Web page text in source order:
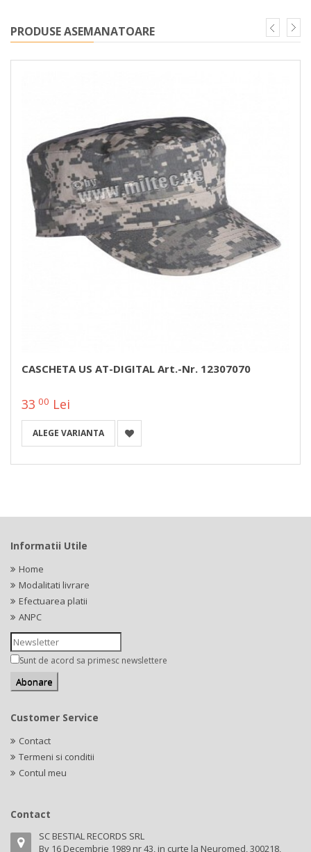
PRODUSE ASEMANATOARE
CASCHETA US AT-DIGITAL Art.-Nr. 12307070
33 00 Lei
ALEGE VARIANTA
Informatii Utile
Home
Modalitati livrare
Efectuarea platii
ANPC
Sunt de acord sa primesc newslettere
Customer Service
Contact
Termeni si conditii
Contul meu
Contact
SC BESTIAL RECORDS SRL
Bv 16 Decembrie 1989 nr 43, in curte la Neuromed, 300218,